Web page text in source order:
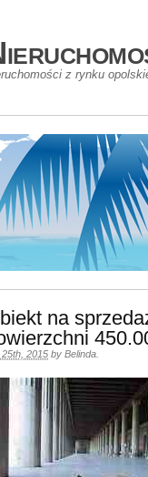
z rynku
na
2015 by Belinda